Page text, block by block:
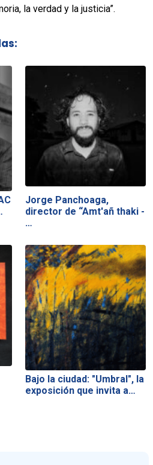
la verdad y la justicia”.
Jorge Panchoaga,
director de “Amt'añ thaki -
…
Bajo la ciudad: "Umbral", la
exposición que invita a…